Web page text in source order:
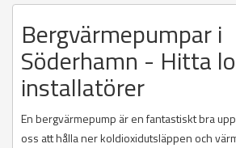
Bergvärmepumpar i
Söderhamn - Hitta
installatörer
En bergvärmepump är en fantastiskt bra
oss att hålla ner koldioxidutsläppen och